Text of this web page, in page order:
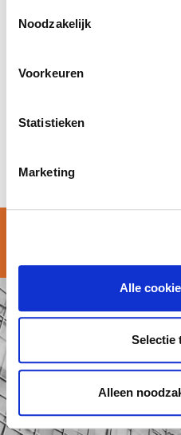
Noodzakelijk
Voorkeuren
Statistieken
Marketing
Alle
Selectie
Alleen
ATALIAN Belgium chosen by